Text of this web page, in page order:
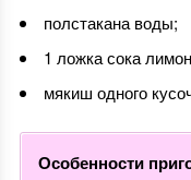
полстакана воды;
1 ложка сока
мякиш одного
Особенности